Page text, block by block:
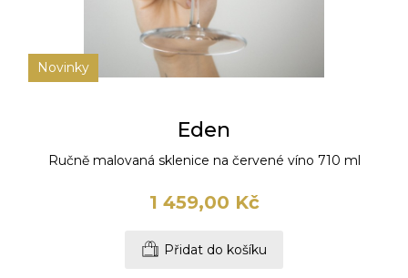
Novinky
Eden
Ručně malovaná sklenice na červené víno 710 ml
1 459,00 Kč
Přidat do košíku